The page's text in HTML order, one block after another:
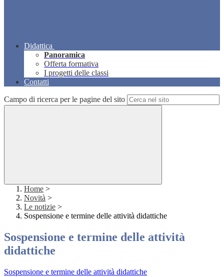
Didattica
Panoramica
Offerta formativa
I progetti delle classi
Contatti
Campo di ricerca per le pagine del sito
Home >
Novità >
Le notizie >
Sospensione e termine delle attività didattiche
Sospensione e termine delle attività
didattiche
Sospensione e termine delle attività didattiche